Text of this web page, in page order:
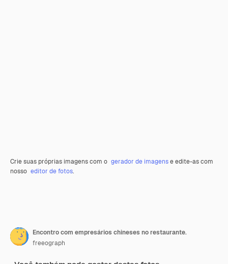
Crie suas próprias imagens com o gerador de imagense edite-as com
nosso editor de fotos.
Encontro com empresários chineses no restaurante.
freeograph